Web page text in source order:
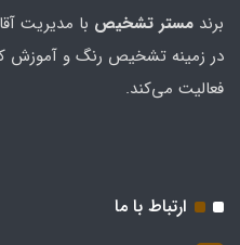
برند مستر تشخيص
در زمینه تشخیص رنگ و آموزش
فعالیت می‌کند.
ارتباط با ما